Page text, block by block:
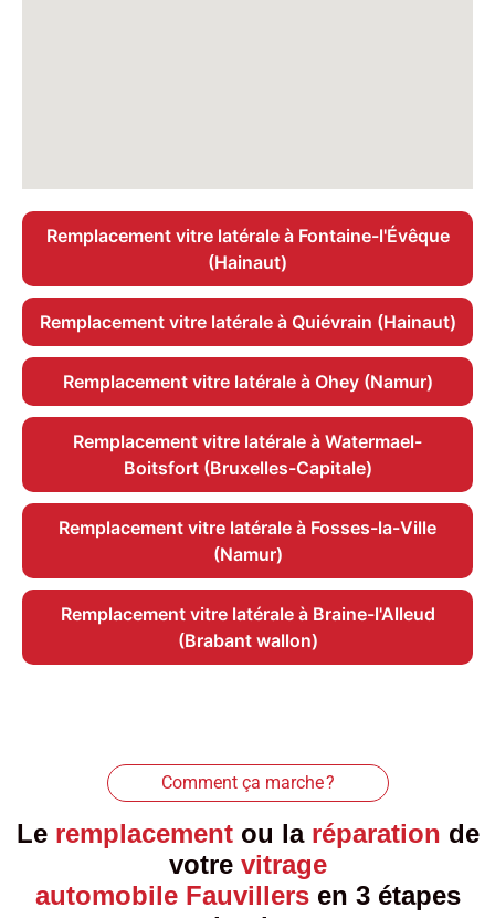
Remplacement vitre latérale à Fontaine-l'Évêque
(Hainaut)
Remplacement vitre latérale à Quiévrain (Hainaut)
Remplacement vitre latérale à Ohey (Namur)
Remplacement vitre latérale à Watermael-
Boitsfort (Bruxelles-Capitale)
Remplacement vitre latérale à Fosses-la-Ville
(Namur)
Remplacement vitre latérale à Braine-l'Alleud
(Brabant wallon)
Comment ça marche ?
Le remplacementou la réparation de
votre vitrage
automobile Fauvillersen 3 étapes